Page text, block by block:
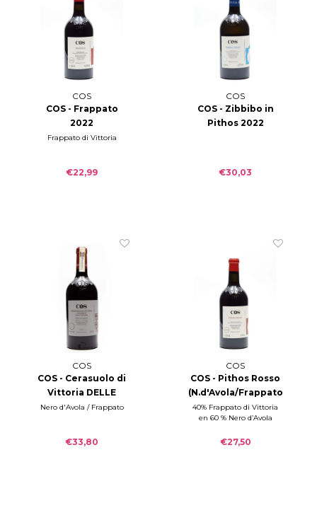
COS
COS - Frappato
2022
Frappato di Vittoria
€22,99
COS
COS - Zibbibo in
Pithos 2022
€30,03
COS
COS - Cerasuolo di
Vittoria DELLE
FONTANE 2018
Nero d'Avola / Frappato
€33,80
COS
COS - Pithos Rosso
(N.d'Avola/Frappato
single vineyard)
2021
40% Frappato di Vittoria
en 60 % Nero d’Avola
€27,50